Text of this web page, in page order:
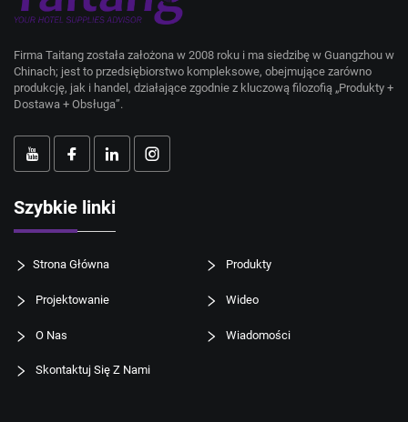
Firma Taitang została założona w 2008 roku i ma siedzibę w Guangzhou w
Chinach; jest to przedsiębiorstwo kompleksowe, obejmujące zarówno
produkcję, jak i handel, działające zgodnie z kluczową filozofią „Produkty +
Dostawa + Obsługa”.
Szybkie linki
Strona Główna Produkty
Projektowanie Wideo
O Nas Wiadomości
Skontaktuj Się Z Nami